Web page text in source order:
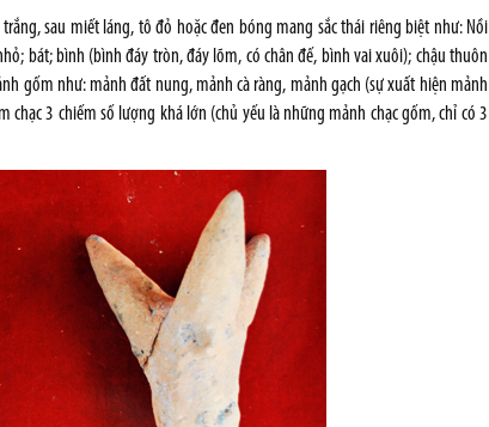
sau miết láng, tô đỏ hoặc đen bóng mang sắc thái riêng biệt như: Nồi
bát; bình (bình đáy tròn, đáy lõm, có chân đế, bình vai xuôi); chậu thuôn
gốm như: mảnh đất nung, mảnh cà ràng, mảnh gạch (sự xuất hiện mảnh
chạc 3 chiếm số lượng khá lớn (chủ yếu là những mảnh chạc gốm, chỉ có 3